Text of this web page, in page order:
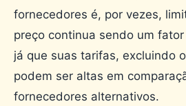
fornecedores é, por vezes,
preço continua sendo um
já que suas tarifas, excluindo
podem ser altas em
fornecedores alternativos.